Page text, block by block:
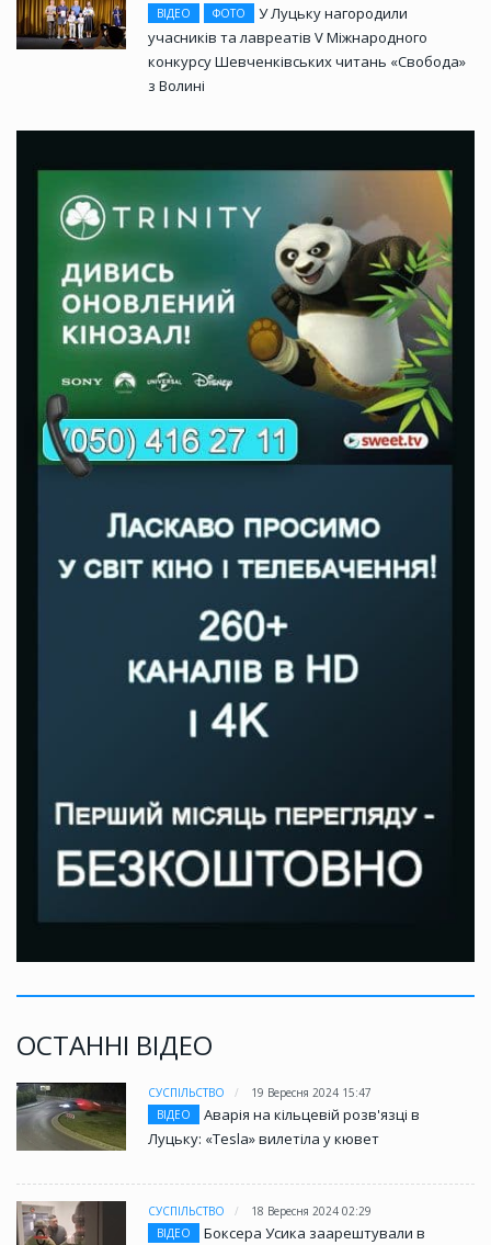
ВІДЕО
ФОТО
У Луцьку нагородили
учасників та лавреатів V Міжнародного
конкурсу Шевченківських читань «Свобода»
з Волині
ОСТАННІ ВІДЕО
СУСПІЛЬСТВО
19 Вересня 2024 15:47
ВІДЕО
Аварія на кільцевій розв'язці в
Луцьку: «Tesla» вилетіла у кювет
СУСПІЛЬСТВО
18 Вересня 2024 02:29
ВІДЕО
Боксера Усика заарештували в